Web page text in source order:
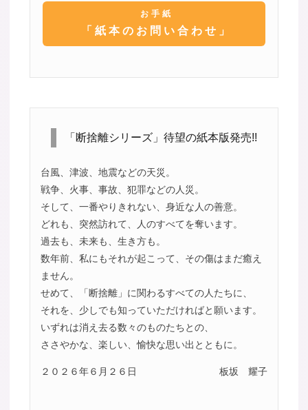
お手紙
「紙本のお問い合わせ」
「断捨離シリーズ」待望の紙本版発売!!
台風、津波、地震などの天災。
戦争、火事、事故、犯罪などの人災。
そして、一番やりきれない、身近な人の善意。
どれも、突然訪れて、人のすべてを奪います。
過去も、未来も、生き方も。
数年前、私にもそれが起こって、その傷はまだ癒え
ません。
せめて、「断捨離」に関わるすべての人たちに、
それを、少しでも知っていただければと願います。
いずれは消え去る数々のものたちとの、
ささやかな、楽しい、愉快な思い出とともに。
２０２６年６月２６日 板坂 耀子